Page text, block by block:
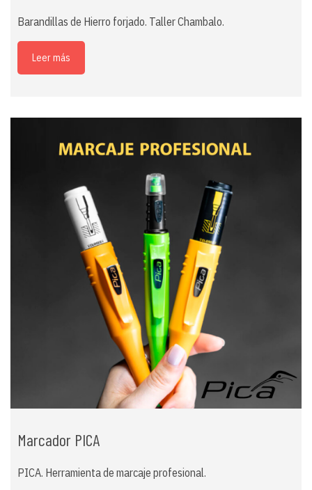
Barandillas de Hierro forjado. Taller Chambalo.
Leer más
Marcador PICA
PICA. Herramienta de marcaje profesional.